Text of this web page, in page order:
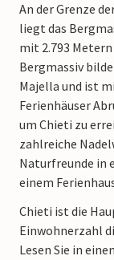
An der Grenze
liegt das
mit 2.793
Bergmassiv
Majella und ist
Ferienhäuser
um Chieti zu
zahlreiche
Naturfreunde in
einem
Chieti ist die
Einwohnerzahl
Lesen Sie in